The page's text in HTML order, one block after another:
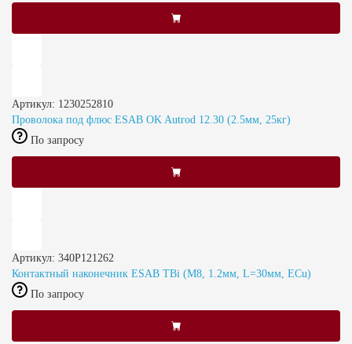
Артикул: 1230252810
Проволока под флюс ESAB OK Autrod 12.30 (2.5мм, 25кг)
По запросу
Артикул: 340P121262
Контактный наконечник ESAB TBi (M8, 1.2мм, L=30мм, ECu)
По запросу